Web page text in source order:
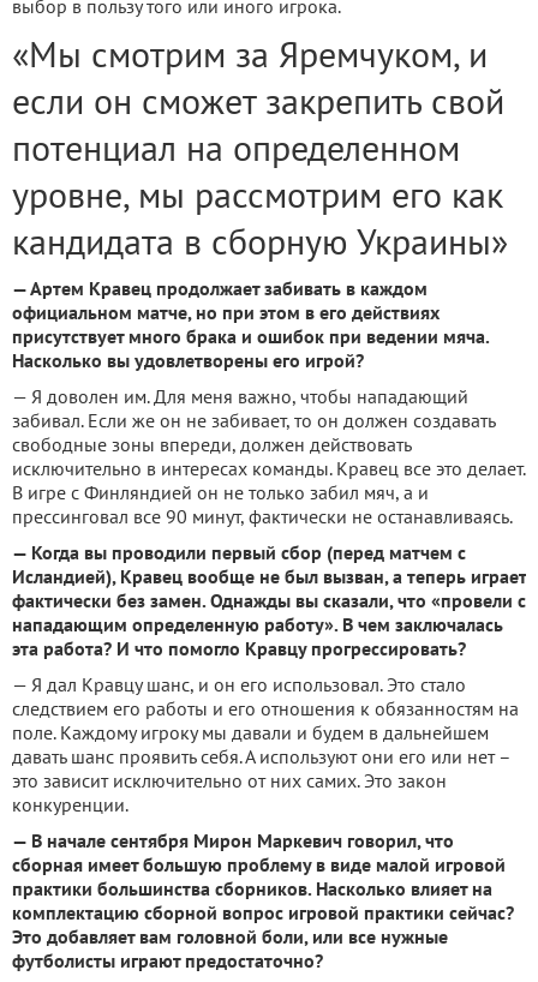
выбор в пользу того или иного игрока.
«Мы смотрим за Яремчуком, и
если он сможет закрепить свой
потенциал на определенном
уровне, мы рассмотрим его как
кандидата в сборную Украины»
— Артем Кравец продолжает забивать в каждом
официальном матче, но при этом в его действиях
присутствует много брака и ошибок при ведении мяча.
Насколько вы удовлетворены его игрой?
— Я доволен им. Для меня важно, чтобы нападающий
забивал. Если же он не забивает, то он должен создавать
свободные зоны впереди, должен действовать
исключительно в интересах команды. Кравец все это делает.
В игре с Финляндией он не только забил мяч, а и
прессинговал все 90 минут, фактически не останавливаясь.
— Когда вы проводили первый сбор (перед матчем с
Исландией), Кравец вообще не был вызван, а теперь играет
фактически без замен. Однажды вы сказали, что «провели с
нападающим определенную работу». В чем заключалась
эта работа? И что помогло Кравцу прогрессировать?
— Я дал Кравцу шанс, и он его использовал. Это стало
следствием его работы и его отношения к обязанностям на
поле. Каждому игроку мы давали и будем в дальнейшем
давать шанс проявить себя. А используют они его или нет –
это зависит исключительно от них самих. Это закон
конкуренции.
— В начале сентября Мирон Маркевич говорил, что
сборная имеет большую проблему в виде малой игровой
практики большинства сборников. Насколько влияет на
комплектацию сборной вопрос игровой практики сейчас?
Это добавляет вам головной боли, или все нужные
футболисты играют предостаточно?